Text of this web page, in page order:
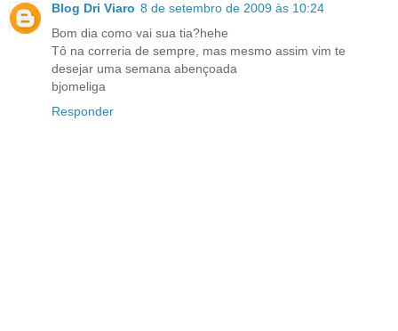
Blog Dri Viaro 8 de setembro de 2009 às 10:24
Bom dia como vai sua tia?hehe
Tô na correria de sempre, mas mesmo assim vim te
desejar uma semana abençoada
bjomeliga
Responder